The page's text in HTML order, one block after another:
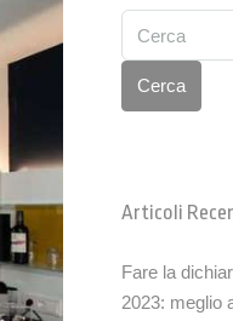
Cerca
Articoli
Fare la
2023: meglio